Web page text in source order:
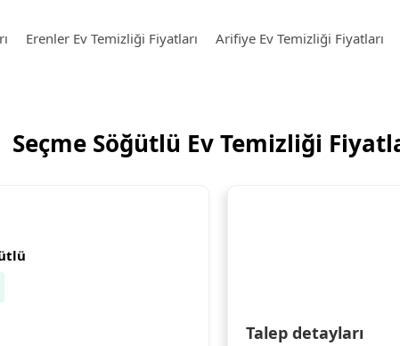
Erenler Ev Temizliği Fiyatları Arifiye Ev Temizliği Fiyatları
Seçme Söğütlü Ev Temizliği
Talep detayları